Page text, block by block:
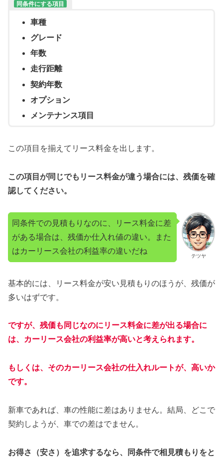
同条件にする項目
車種
グレード
年数
走行距離
契約年数
オプション
メンテナンス項目
この項目を揃えてリース料金を出します。
この項目が同じでもリース料金が違う場合には、残価を確
認してください。
テツヤ
同条件での見積もりなのに、リース料金に差
がある場合は、残価か仕入れ値の違い。また
はカーリース会社の利益率の違いだね
基本的には、リース料金が安い見積もりのほうが、残価が
多いはずです。
ですが、残価も同じなのにリース料金に差が出る場合に
は、カーリース会社の利益率が高いと考えられます。
もしくは、そのカーリース会社の仕入れルートが、高いか
です。
新車であれば、車の性能に差はありません。結局、どこで
契約しようが、車での差はでません。
お得さ（安さ）を追求するなら、同条件で相見積もりをと